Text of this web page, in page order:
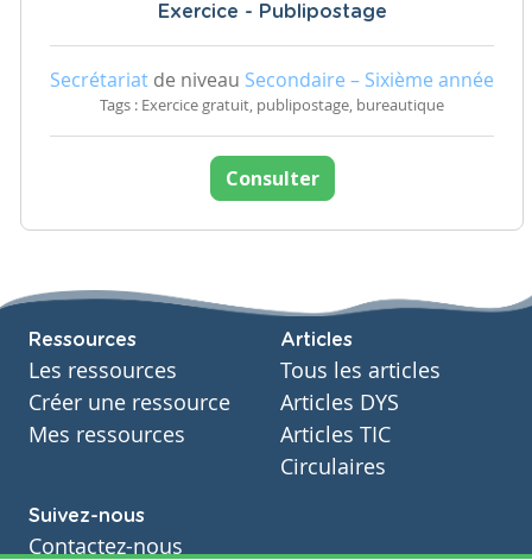
Exercice - Publipostage
Secrétariat de niveau Secondaire – Sixième année
Tags : Exercice gratuit, publipostage, bureautique
Consulter
Ressources
Les ressources
Créer une ressource
Mes ressources
Articles
Tous les articles
Articles DYS
Articles TIC
Circulaires
Suivez-nous
Contactez-nous